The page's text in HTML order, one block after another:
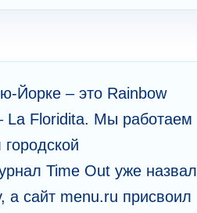
Йорке – это Rainbow
La Floridita. Мы работаем
Time Out уже назвал
а сайт menu.ru присвоил